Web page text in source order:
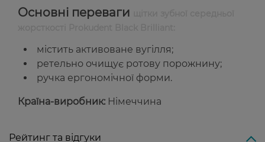
Основні переваги
містить активоване вугілля;
ретельно очищує ротову порожнину;
ручка ергономічної форми.
Країна-виробник: Німеччина
Рейтинг та відгуки